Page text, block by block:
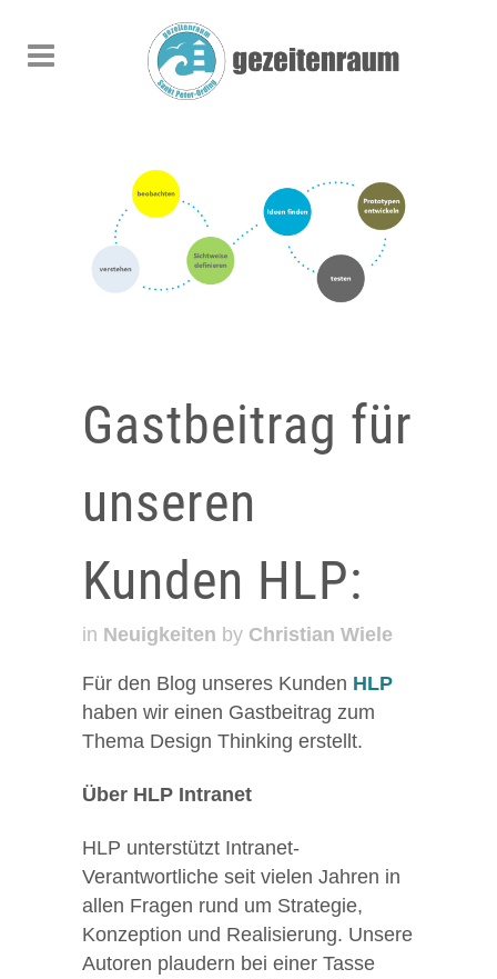
Gastbeitrag für
unseren
Kunden HLP:
in Neuigkeiten by Christian Wiele
Für den Blog unseres Kunden HLP
haben wir einen Gastbeitrag zum
Thema Design Thinking erstellt.
Über HLP Intranet
HLP unterstützt Intranet-
Verantwortliche seit vielen Jahren in
allen Fragen rund um Strategie,
Konzeption und Realisierung. Unsere
Autoren plaudern bei einer Tasse